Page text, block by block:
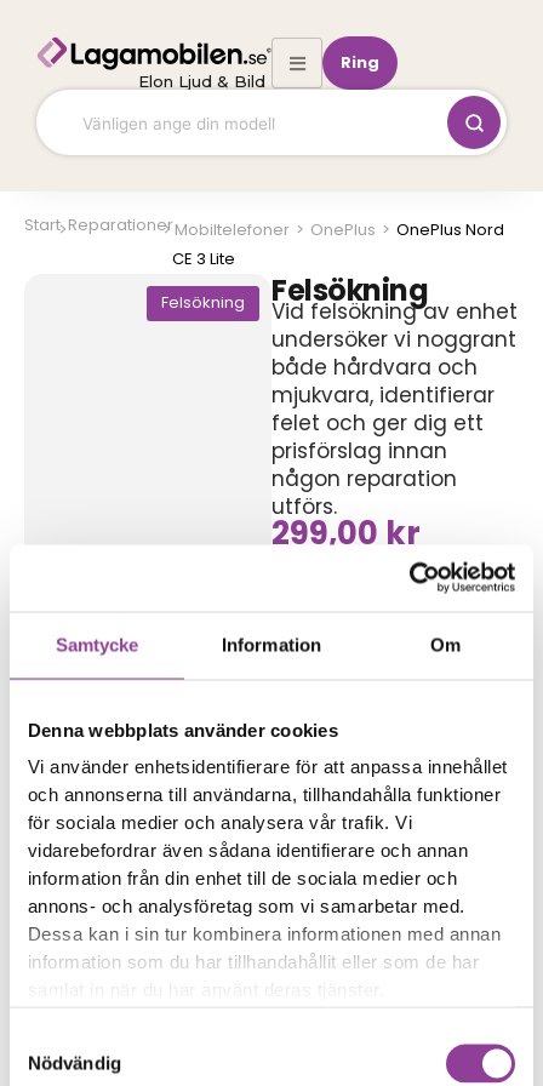
Samtycke Information Om
Denna webbplats använder cookies
Vi använder enhetsidentifierare för att anpassa innehållet
och annonserna till användarna, tillhandahålla funktioner
för sociala medier och analysera vår trafik. Vi
vidarebefordrar även sådana identifierare och annan
information från din enhet till de sociala medier och
annons- och analysföretag som vi samarbetar med.
Dessa kan i sin tur kombinera informationen med annan
information som du har tillhandahållit eller som de har
samlat in när du har använt deras tjänster.
Nödvändig
innehåll
Elon Ljud & Bild
Ring
Start ReparationerMobiltelefoner > OnePlus > OnePlus Nord
CE 3 Lite
Felsökning
Felsökning
Vid felsökning av enhet
undersöker vi noggrant
både hårdvara och
mjukvara, identifierar
felet och ger dig ett
prisförslag innan
någon reparation
utförs.
299,00 kr
Enheten startar inte
Reparations tid – Ca
30 minuter
Felsökningen är
kostnadsfri vid en
reparation på enheten
Boka tid